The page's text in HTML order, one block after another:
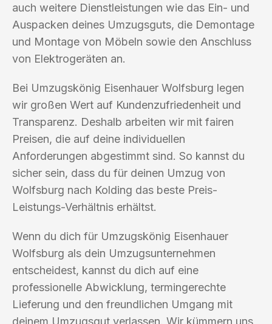
auch weitere Dienstleistungen wie das Ein- und
Auspacken deines Umzugsguts, die Demontage
und Montage von Möbeln sowie den Anschluss
von Elektrogeräten an.
Bei Umzugskönig Eisenhauer Wolfsburg legen
wir großen Wert auf Kundenzufriedenheit und
Transparenz. Deshalb arbeiten wir mit fairen
Preisen, die auf deine individuellen
Anforderungen abgestimmt sind. So kannst du
sicher sein, dass du für deinen Umzug von
Wolfsburg nach Kolding das beste Preis-
Leistungs-Verhältnis erhältst.
Wenn du dich für Umzugskönig Eisenhauer
Wolfsburg als dein Umzugsunternehmen
entscheidest, kannst du dich auf eine
professionelle Abwicklung, termingerechte
Lieferung und den freundlichen Umgang mit
deinem Umzugsgut verlassen. Wir kümmern uns